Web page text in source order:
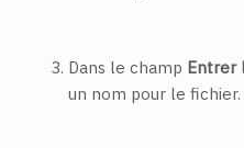
Dans le champ Entrer
un nom pour le fichier.